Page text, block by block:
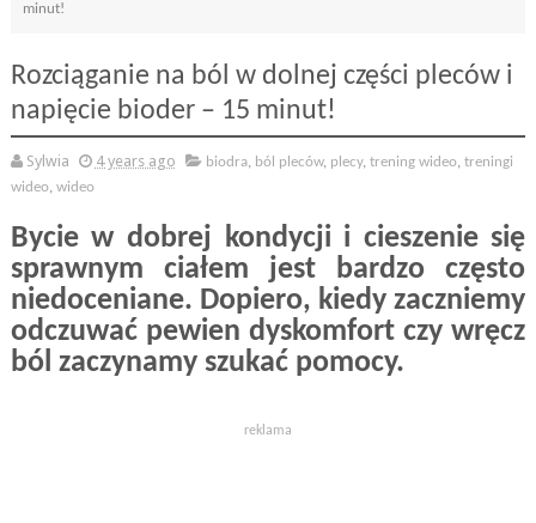
minut!
Rozciąganie na ból w dolnej części pleców i
napięcie bioder – 15 minut!
Sylwia 4 years ago biodra, ból pleców, plecy, trening wideo, treningi
wideo, wideo
Bycie w dobrej kondycji i cieszenie się
sprawnym ciałem jest bardzo często
niedoceniane. Dopiero, kiedy zaczniemy
odczuwać pewien dyskomfort czy wręcz
ból zaczynamy szukać pomocy.
reklama